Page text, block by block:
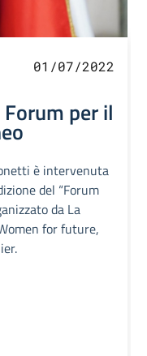
01/07/2022
per il
è intervenuta
del “Forum
da La
for future,